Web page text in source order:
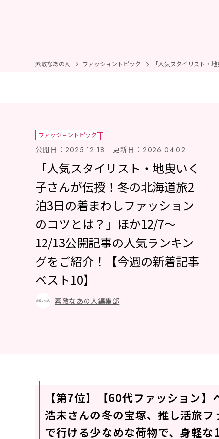
素敵なあの人 ファッショントピック
ファッショントピック
公開日： 2025.12.18 更新日：2026.04.02
「人気スタイリスト・地曳いく
子さんが伝授！冬の北海道旅2
泊3日の着まわしファッション
のコツとは？」ほか12/7～
12/13公開記事の人気ランキン
グをご紹介！【今週の新着記事
ベスト10】
素敵なあの人編集部
【第7位】【60代ファッション
浩未さんの冬の宝塚、推し活旅
で行ける少なめな荷物で、身軽